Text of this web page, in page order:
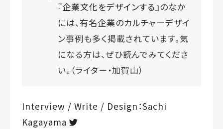
『企業文化をデザインする』のなか
には、有名企業のカルチャーデザイ
ン事例も多く掲載されています。気
になる方は、ぜひ読んでみてくださ
い。（ライター・加賀山）
Interview / Write / Design：Sachi
Kagayama